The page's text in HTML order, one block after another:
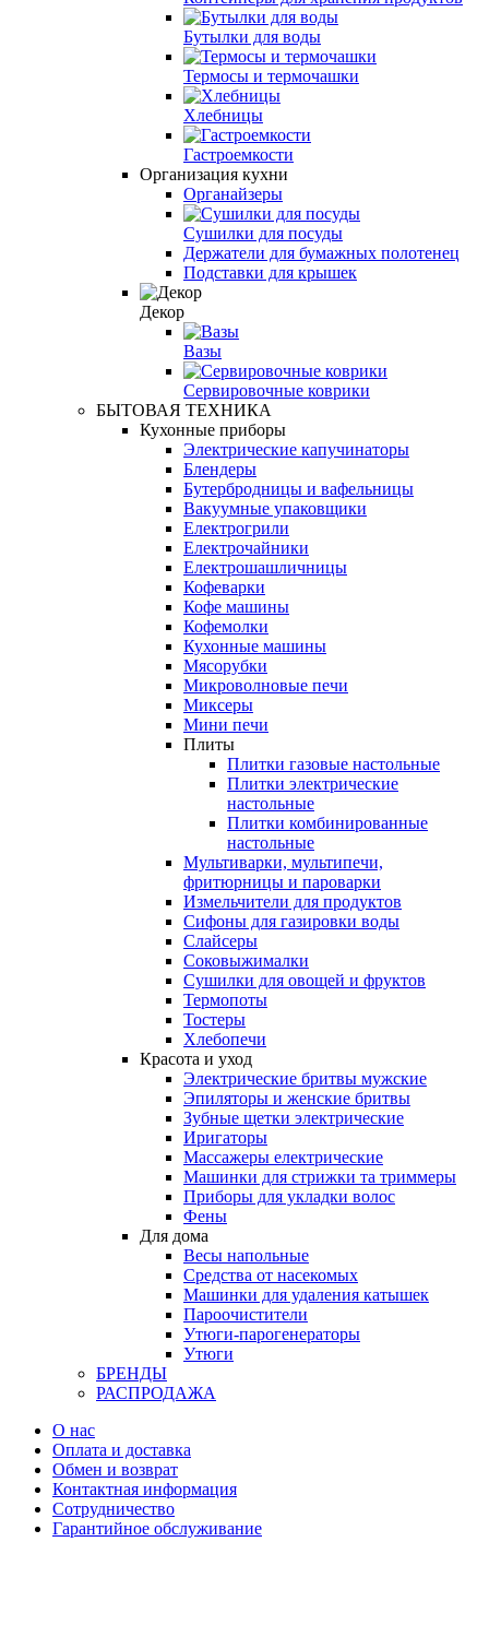
Бутылки для воды
Термосы и термочашки
Хлебницы
Гастроемкости
Организация кухни
Органайзеры
Сушилки для посуды
Держатели для бумажных полотенец
Подставки для крышек
Декор
Вазы
Сервировочные коврики
БЫТОВАЯ ТЕХНИКА
Кухонные приборы
Электрические капучинаторы
Блендеры
Бутербродницы и вафельницы
Вакуумные упаковщики
Електрогрили
Електрочайники
Електрошашличницы
Кофеварки
Кофе машины
Кофемолки
Кухонные машины
Мясорубки
Микроволновые печи
Миксеры
Мини печи
Плиты
Плитки газовые настольные
Плитки электрические
настольные
Плитки комбинированные
настольные
Мультиварки, мультипечи,
фритюрницы и пароварки
Измельчители для продуктов
Сифоны для газировки воды
Слайсеры
Соковыжималки
Сушилки для овощей и фруктов
Термопоты
Тостеры
Хлебопечи
Красота и уход
Электрические бритвы мужские
Эпиляторы и женские бритвы
Зубные щетки электрические
Иригаторы
Массажеры електрические
Машинки для стрижки та триммеры
Приборы для укладки волос
Фены
Для дома
Весы напольные
Средства от насекомых
Машинки для удаления катышек
Пароочистители
Утюги-парогенераторы
Утюги
БРЕНДЫ
РАСПРОДАЖА
О нас
Оплата и доставка
Обмен и возврат
Контактная информация
Сотрудничество
Гарантийное обслуживание